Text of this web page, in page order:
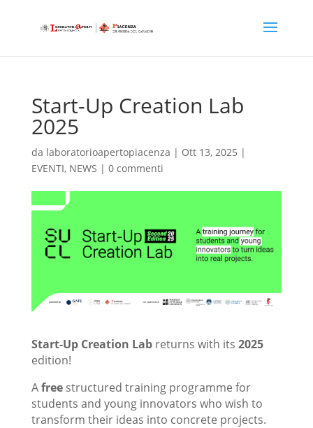
Start-Up Creation Lab
2025
da laboratorioapertopiacenza | Ott 13, 2025 |
EVENTI, NEWS | 0 commenti
Start-Up Creation Labreturns with its 2025
edition!
Afreestructured training programme for
students and young innovators who wish to
transform their ideas into concrete projects.